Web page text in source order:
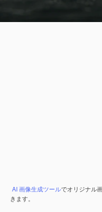
AI 画像生成ツールでオリジナル
きます。